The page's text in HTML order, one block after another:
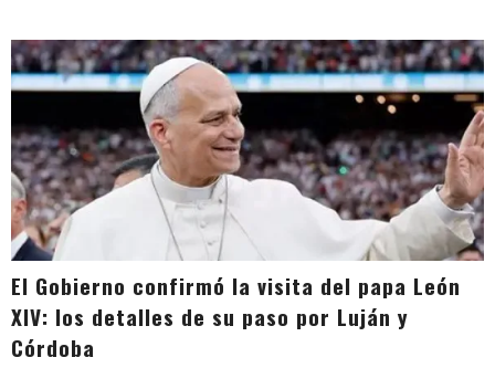
El Gobierno confirmó la visita del papa León
XIV: los detalles de su paso por Luján y
Córdoba